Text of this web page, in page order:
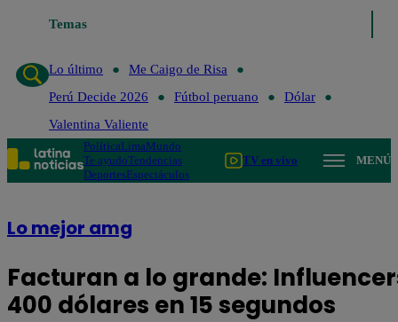
Temas
Lo último
Lo último
Me Caigo de Risa
Perú Decide 2026
Fútbol peruano
Dólar
Valentina Valiente
PolíticaLimaMundo
Te ayudoTendencias
DeportesEspectáculos
TV en vivo MENÚ
Lo mejor amg
Facturan a lo grande:
400 dólares en 15 segundos